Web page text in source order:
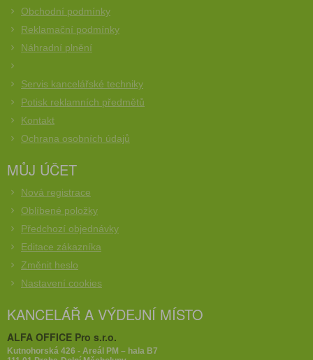
Obchodní podmínky
Reklamační podmínky
Náhradní plnění
Servis kancelářské techniky
Potisk reklamních předmětů
Kontakt
Ochrana osobních údajů
MŮJ ÚČET
Nová registrace
Oblíbené položky
Předchozí objednávky
Editace zákazníka
Změnit heslo
Nastavení cookies
KANCELÁŘ A VÝDEJNÍ MÍSTO
ALFA OFFICE Pro s.r.o.
Kutnohorská 426 - Areál PM – hala B7